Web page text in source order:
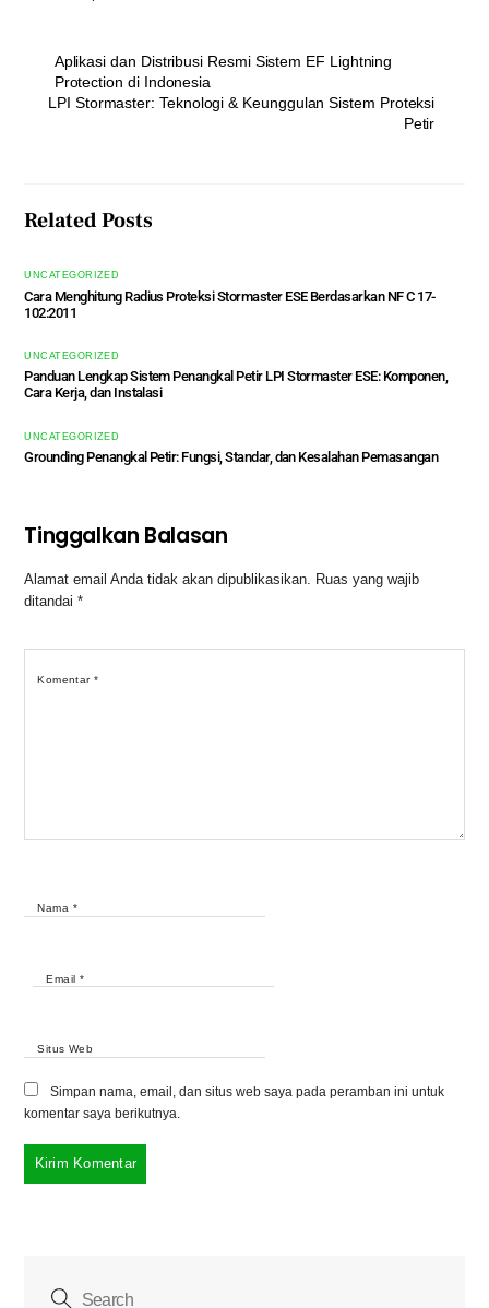
Aplikasi dan Distribusi Resmi Sistem EF Lightning
Protection di Indonesia
LPI Stormaster: Teknologi & Keunggulan Sistem Proteksi
Petir
Related Posts
UNCATEGORIZED
Cara Menghitung Radius Proteksi Stormaster ESE Berdasarkan NF C 17-
102:2011
UNCATEGORIZED
Panduan Lengkap Sistem Penangkal Petir LPI Stormaster ESE: Komponen,
Cara Kerja, dan Instalasi
UNCATEGORIZED
Grounding Penangkal Petir: Fungsi, Standar, dan Kesalahan Pemasangan
Tinggalkan Balasan
Alamat email Anda tidak akan dipublikasikan. Ruas yang wajib
ditandai*
Komentar*
Nama *
Email *
Situs Web
Simpan nama, email, dan situs web saya pada peramban ini untuk
komentar saya berikutnya.